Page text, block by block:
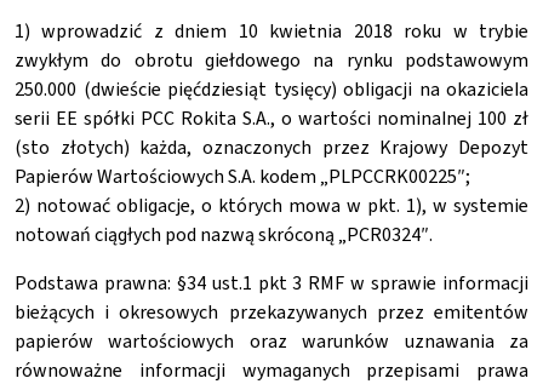
1) wprowadzić z dniem 10 kwietnia 2018 roku w trybie
zwykłym do obrotu giełdowego na rynku podstawowym
250.000 (dwieście pięćdziesiąt tysięcy) obligacji na okaziciela
serii EE spółki PCC Rokita S.A., o wartości nominalnej 100 zł
(sto złotych) każda, oznaczonych przez Krajowy Depozyt
Papierów Wartościowych S.A. kodem „PLPCCRK00225″;
2) notować obligacje, o których mowa w pkt. 1), w systemie
notowań ciągłych pod nazwą skróconą „PCR0324″.
Podstawa prawna: §34 ust.1 pkt 3 RMF w sprawie informacji
bieżących i okresowych przekazywanych przez emitentów
papierów wartościowych oraz warunków uznawania za
równoważne informacji wymaganych przepisami prawa